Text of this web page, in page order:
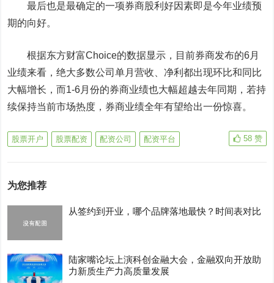
最后也是最确定的一项券商股利好因素即是今年业绩预
期的向好。
根据东方财富Choice的数据显示，目前券商发布的6月
业绩来看，绝大多数公司单月营收、净利都出现环比和同比
大幅增长，而1-6月份的券商业绩也大幅超越去年同期，若持
续保持当前市场热度，券商业绩全年有望给出一份惊喜。
股票开户 股票配资 配资公司 配资平台 58 赞
为您推荐
从签约到开业，哪个品牌落地最快？时间表对比
陆家嘴论坛上演科创金融大会，金融双向开放助
力新质生产力高质量发展